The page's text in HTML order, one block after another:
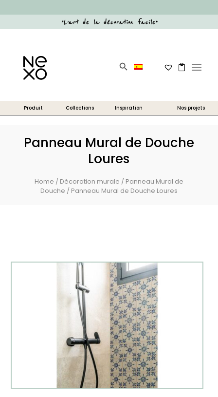
“L’art de la décoration facile”
Panneau Mural de Douche
Loures
Home / Décoration murale / Panneau Mural de
Douche / Panneau Mural de Douche Loures